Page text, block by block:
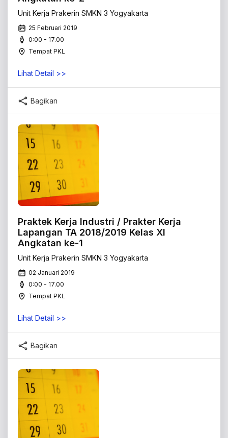
Unit Kerja Prakerin SMKN 3 Yogyakarta
25 Februari 2019
0:00 - 17.00
Tempat PKL
Lihat Detail >>
Bagikan
Praktek Kerja Industri / Prakter Kerja
Lapangan TA 2018/2019 Kelas XI
Angkatan ke-1
Unit Kerja Prakerin SMKN 3 Yogyakarta
02 Januari 2019
0:00 - 17.00
Tempat PKL
Lihat Detail >>
Bagikan